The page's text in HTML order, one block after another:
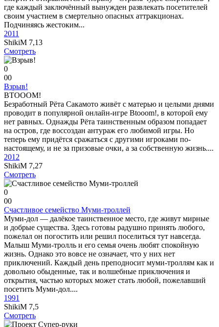
где каждый заключённый вынужден развлекать посетителей
своим участием в смертельно опасных аттракционах.
Подчиняясь жестоким...
2011
ShikiM 7,13
Смотреть
0
00
Взрыв!
BTOOOM!
Безработный Рёта Сакамото живёт с матерью и целыми днями
проводит в популярной онлайн-игре Btooom!, в которой ему
нет равных. Однажды Рёта таинственным образом попадает
на остров, где воссоздан антураж его любимой игры. Но
теперь ему придётся сражаться с другими игроками по-
настоящему, и не за призовые очки, а за собственную жизнь....
2012
ShikiM 7,27
Смотреть
0
00
Счастливое семейство Муми-троллей
Муми-дол ‏— далёкое таинственное место, где живут мирные
и добрые существа. Здесь готовы радушно принять любого,
пожелал он погостить или решил поселиться тут навсегда.
Малыш Муми-тролль и его семья очень любят спокойную
жизнь. Однако это вовсе не означает, что у них нет
приключений. Каждый день преподносит муми-троллям как и
довольно обыденные, так и волшебные приключения и
открытия, частью которых может стать любой, пожелавший
посетить Муми-дол....
1991
ShikiM 7,5
Смотреть